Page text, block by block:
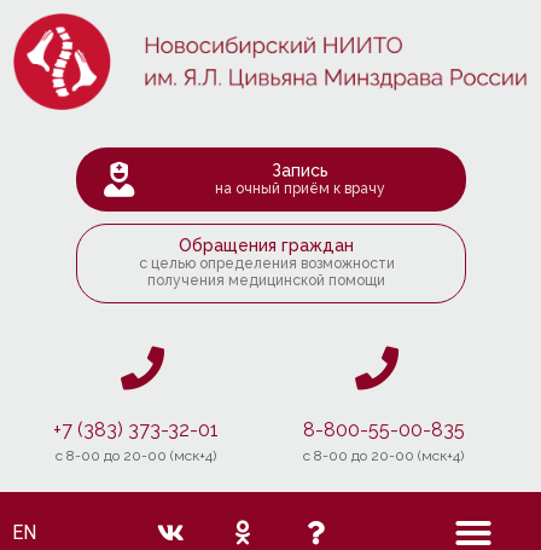
Запись
на очный приём к врачу
Обращения граждан
с целью определения возможности
получения медицинской помощи
+7 (383) 373-32-01
c 8-00 до 20-00 (мск+4)
8-800-55-00-835
c 8-00 до 20-00 (мск+4)
EN